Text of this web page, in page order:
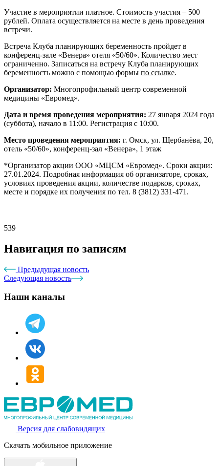
Участие в мероприятии платное. Стоимость участия – 500
рублей. Оплата осуществляется на месте в день проведения
встречи.
Встреча Клуба планирующих беременность пройдет в
конференц-зале «Венера» отеля «50/60». Количество мест
ограниченно. Записаться на встречу Клуба планирующих
беременность можно с помощью формы по ссылке.
Организатор: Многопрофильный центр современной
медицины «Евромед».
Дата и время проведения мероприятия: 27 января 2024 года
(суббота), начало в 11:00. Регистрация с 10:00.
Место проведения мероприятия: г. Омск, ул. Щербанёва, 20,
отель «50/60», конференц-зал «Венера», 1 этаж
*Организатор акции ООО «МЦСМ «Евромед». Сроки акции:
27.01.2024. Подробная информация об организаторе, сроках,
условиях проведения акции, количестве подарков, сроках,
месте и порядке их получения по тел. 8 (3812) 331-471.
539
Навигация по записям
Предыдущая новость
Следующая новость
Наши каналы
Версия для слабовидящих
Скачать мобильное приложение